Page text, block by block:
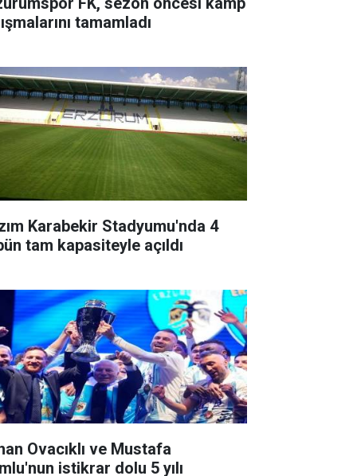
tamamladı
Karabekir Stadyumu'nda 4
tam kapasiteyle açıldı
Ovacıklı ve Mustafa
istikrar dolu 5 yılı